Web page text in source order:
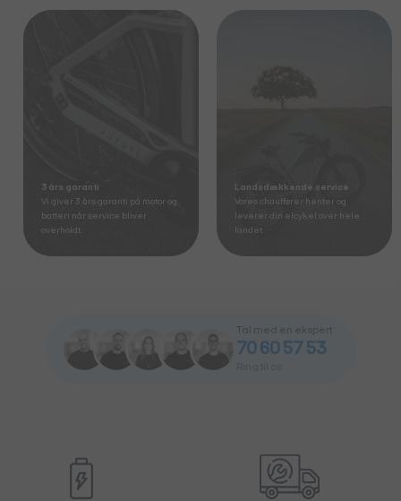
Gratis levering
Vi leverer altid din elcykel gratis
til dig.
Stort showroom
Kom og oplev vores udvalg i
Esbjerg.
Tal med en ekspert
70 60 57 53